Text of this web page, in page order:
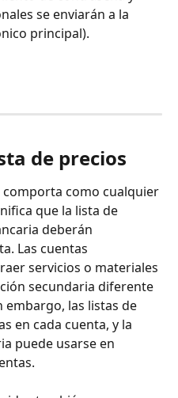
se enviarán a la
principal).
de precios
comporta como cualquier
que la lista de
deberán
Las cuentas
servicios o materiales
secundaria diferente
embargo, las listas de
en cada cuenta, y la
puede usarse en